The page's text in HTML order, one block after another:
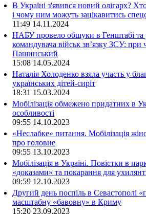
В Україні з'явився новий олігарх?
і чому ним можуть зацікавитись
11:49 14.11.2024
НАБУ провело обшуки в Генштабі та
командувача військ зв’язку ЗСУ: при
Пашинський
15:08 14.05.2024
Наталія Холоденко взяла участь у
українських дітей-сиріт
18:31 15.03.2024
Мобілізація обмежено придатних в
особливості
09:55 14.10.2023
«Неслабке» питання. Мобілізація
про головне
09:55 13.10.2023
Мобілізація в Україні. Повістки в
«доказами» та покарання для
09:59 12.10.2023
Другий день поспіль в Севастополі
масштабну «бавовну» в Криму
15:20 23.09.2023